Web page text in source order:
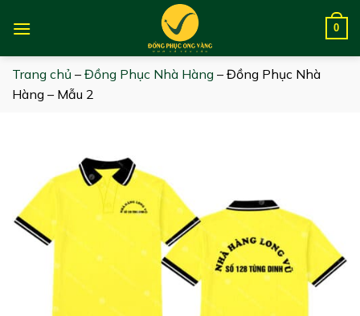
0
Trang chủ – Đồng Phục Nhà Hàng – Đồng Phục Nhà
Hàng – Mẫu 2